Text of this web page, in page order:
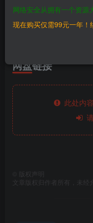
|-- 【解压密
|-- 【解压密
|-- 展示目录
网盘链接
此处内
请
版权声明
文章版权归作者所有，未经
网络安全从拥有一个资源
现在购买仅需99元一年！